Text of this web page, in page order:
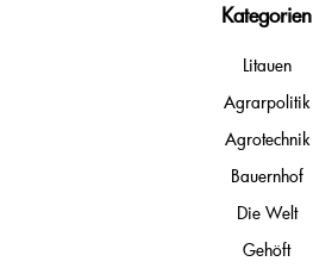
Kategorien
Litauen
Agrarpolitik
Agrotechnik
Bauernhof
Die Welt
Gehöft